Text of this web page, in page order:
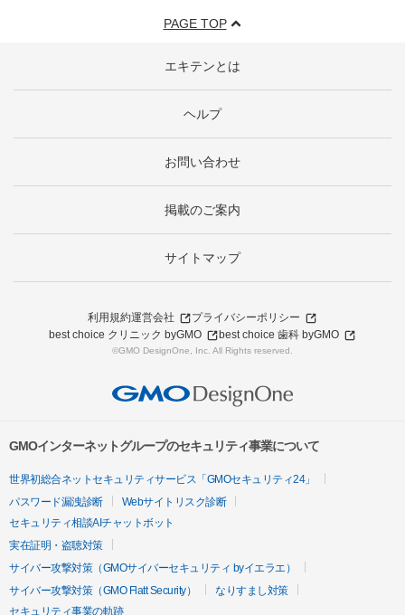
PAGE TOP
エキテンとは
ヘルプ
お問い合わせ
掲載のご案内
サイトマップ
利用規約運営会社
プライバシーポリシー
best choice クリニック byGMO
best choice 歯科 byGMO
©GMO DesignOne, Inc. All Rights reserved.
GMOインターネットグループのセキュリティ事業について
世界初総合ネットセキュリティサービス「GMOセキュリティ24」
パスワード漏洩診断
Webサイトリスク診断
セキュリティ相談AIチャットボット
実在証明・盗聴対策
サイバー攻撃対策（GMOサイバーセキュリティ byイエラエ）
サイバー攻撃対策（GMO Flatt Security）
なりすまし対策
セキュリティ事業の軌跡